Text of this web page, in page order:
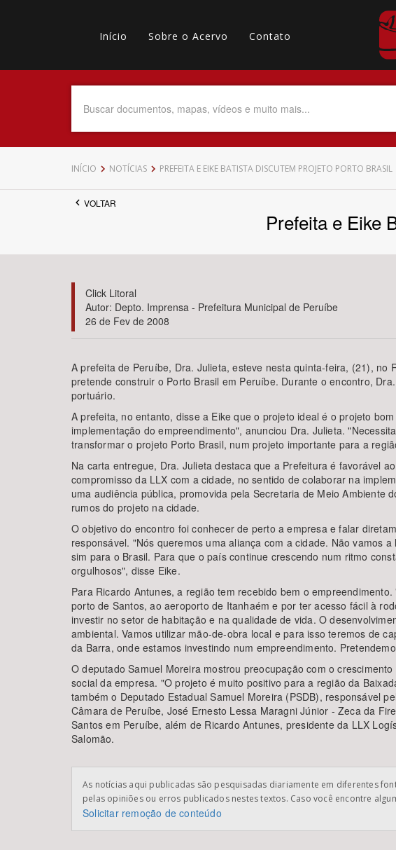
Main
navigation
Início Sobre o Acervo Contato
secundário
Data do Documento Até
Tema
Área de Levantamento
INÍCIO NOTÍCIAS PREFEITA E EIKE BATISTA DISCUTEM PROJETO PORTO BRASIL
VOLTAR
Prefeita e Eike
Click Litoral
Autor: Depto. Imprensa - Prefeitura Municipal de Peruíbe
26 de Fev de 2008
A prefeita de Peruíbe, Dra. Julieta, esteve nesta quinta-feira, (21),
pretende construir o Porto Brasil em Peruíbe. Durante o encontro,
portuário.
A prefeita, no entanto, disse a Eike que o projeto ideal é o projeto
implementação do empreendimento", anunciou Dra. Julieta.
transformar o projeto Porto Brasil, num projeto importante para a
Na carta entregue, Dra. Julieta destaca que a Prefeitura é favorável
compromisso da LLX com a cidade, no sentido de colaborar na
uma audiência pública, promovida pela Secretaria de Meio Ambiente
rumos do projeto na cidade.
O objetivo do encontro foi conhecer de perto a empresa e falar
responsável. "Nós queremos uma aliança com a cidade. Não vamos
sim para o Brasil. Para que o país continue crescendo num ritmo
orgulhosos", disse Eike.
Para Ricardo Antunes, a região tem recebido bem o
porto de Santos, ao aeroporto de Itanhaém e por ter acesso fácil à
investir no setor de habitação e na qualidade de vida. O
ambiental. Vamos utilizar mão-de-obra local e para isso teremos de
da Barra, onde estamos investindo num empreendimento.
O deputado Samuel Moreira mostrou preocupação com o
social da empresa. "O projeto é muito positivo para a região da
também o Deputado Estadual Samuel Moreira (PSDB), responsável
Câmara de Peruíbe, José Ernesto Lessa Maragni Júnior - Zeca da
Santos em Peruíbe, além de Ricardo Antunes, presidente da LLX
Salomão.
As notícias aqui publicadas são pesquisadas diariamente em diferentes
pelas opiniões ou erros publicados nestes textos. Caso você encontre
Solicitar remoção de conteúdo